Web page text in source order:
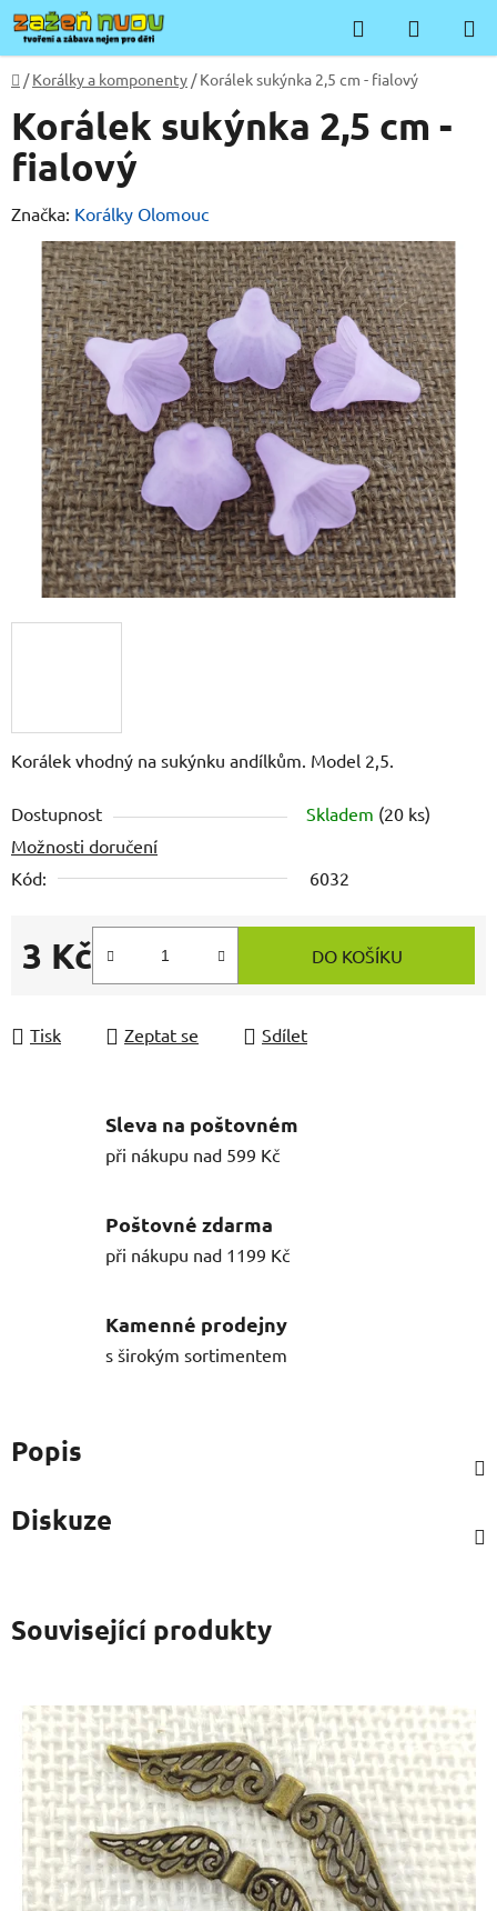
Přejít
na
obsah
Hledat
KOŠÍK
Domů
/ Korálky a komponenty / Korálek sukýnka 2,5 cm - fialový
Korálek vhodný na sukýnku andílkům. Model 2,5.
Dostupnost Skladem (20 ks)
Možnosti doručení
Kód:
6032
3 Kč
Měrná cena:
DO KOŠÍKU
Tisk Zeptat se Sdílet
Korálek sukýnka 2,5 cm -
fialový
Značka: Korálky Olomouc
Sleva na poštovném
při nákupu nad 599 Kč
Poštovné zdarma
při nákupu nad 1199 Kč
Kamenné prodejny
s širokým sortimentem
Popis
Diskuze
Související produkty